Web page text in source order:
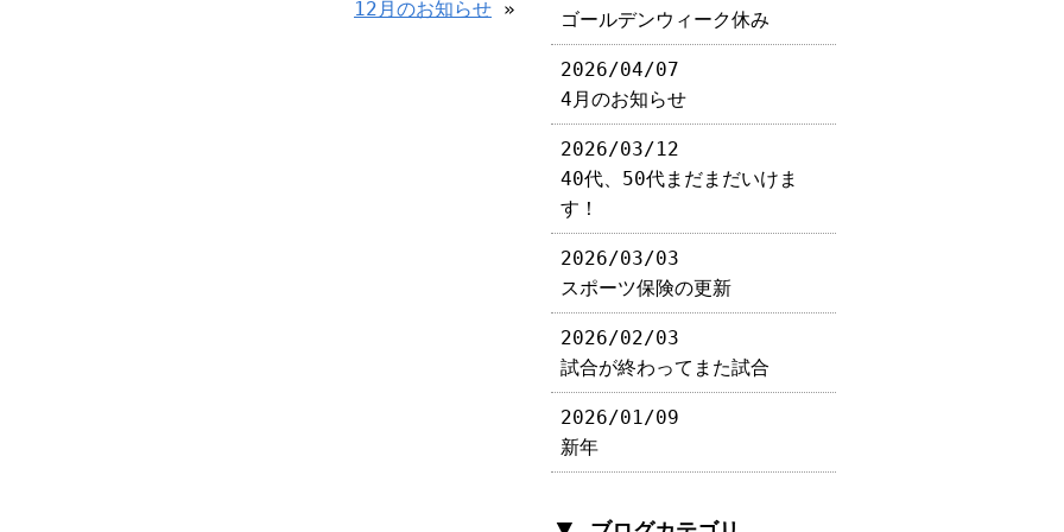
12月のお知らせ »
ゴールデンウィーク休み
2026/04/07
4月のお知らせ
2026/03/12
40代、50代まだまだいけま
す！
2026/03/03
スポーツ保険の更新
2026/02/03
試合が終わってまた試合
2026/01/09
新年